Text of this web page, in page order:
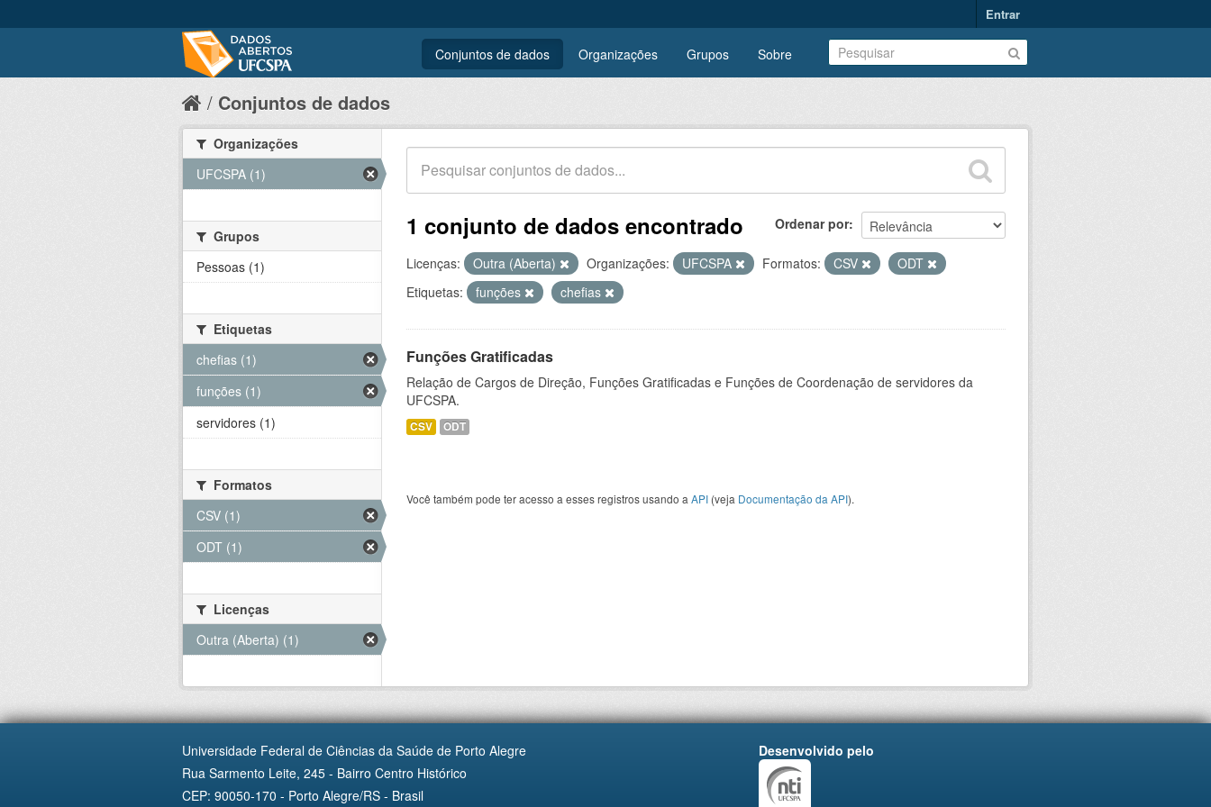
Entrar
Conjuntos de dados Organizações Grupos Sobre
Conjuntos de dados
Ordenar por
1 conjunto de dados encontrado
Licenças: Outra (Aberta) Organizações: UFCSPA Formatos: CSV
ODT
Etiquetas:
funções chefias
Funções Gratificadas
Relação de Cargos de Direção, Funções Gratificadas e Funções de Coordenação de servidores da
UFCSPA.
CSV ODT
Você também pode ter acesso a esses registros usando a API (veja Documentação da API).
Organizações
UFCSPA (1)
Grupos
Pessoas (1)
Etiquetas
chefias (1)
funções (1)
servidores (1)
Formatos
CSV (1)
ODT (1)
Licenças
Outra (Aberta) (1)
Universidade Federal de Ciências da Saúde de Porto Alegre
Rua Sarmento Leite, 245 - Bairro Centro Histórico
CEP: 90050-170 - Porto Alegre/RS - Brasil
Desenvolvido pelo